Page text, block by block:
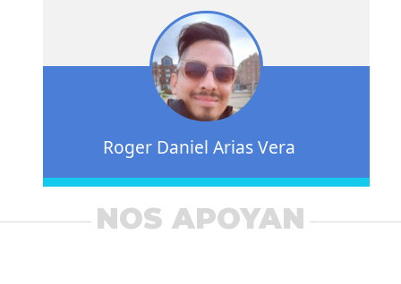
Roger Daniel Arias Vera
NOS APOYAN